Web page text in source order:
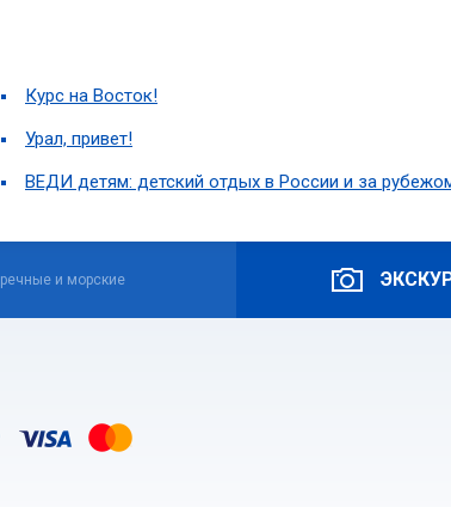
Курс на Восток!
Урал, привет!
ВЕДИ детям: детский отдых в России и за
речные и морские